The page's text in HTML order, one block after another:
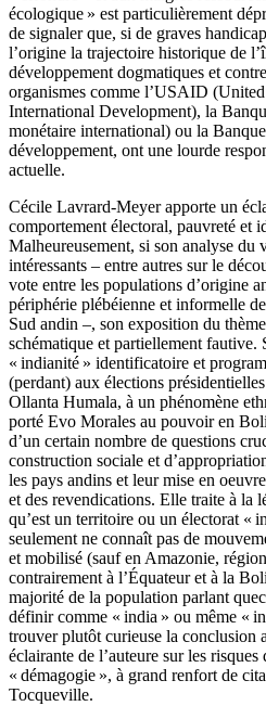
écologique » est particulièrement
de signaler que, si de graves
l’origine la trajectoire historique de
développement dogmatiques et
organismes comme l’USAID
International Development), la
monétaire international) ou la
développement, ont une lourde
actuelle.
Cécile Lavrard-Meyer apporte un
comportement électoral, pauvreté et
Malheureusement, si son analyse du
intéressants – entre autres sur le
vote entre les populations d’origine
périphérie plébéienne et informelle
Sud andin –, son exposition du
schématique et partiellement fautive.
« indianité » identificatoire et
(perdant) aux élections
Ollanta Humala, à un phénomène
porté Evo Morales au pouvoir en
d’un certain nombre de questions
construction sociale et
les pays andins et leur mise en
et des revendications. Elle traite à la
qu’est un territoire ou un électorat «
seulement ne connaît pas de
et mobilisé (sauf en Amazonie,
contrairement à l’Équateur et à la
majorité de la population parlant
définir comme « india » ou même «
trouver plutôt curieuse la conclusion
éclairante de l’auteure sur les
« démagogie », à grand renfort de
Tocqueville.